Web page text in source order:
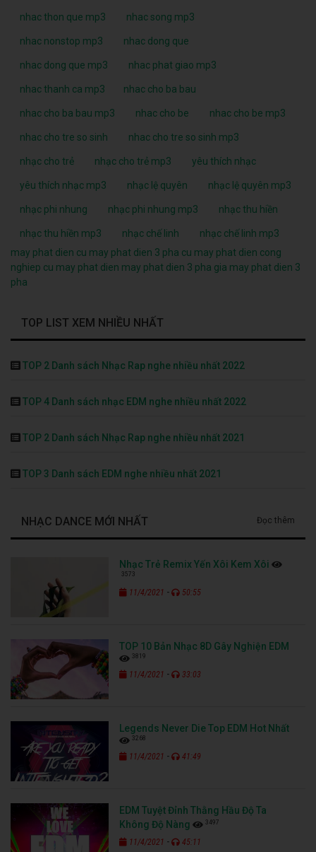
nhac thon que mp3 nhac song mp3
nhac nonstop mp3 nhac dong que
nhac dong que mp3 nhac phat giao mp3
nhac thanh ca mp3 nhac cho ba bau
nhac cho ba bau mp3 nhac cho be nhac cho be mp3
nhac cho tre so sinh nhac cho tre so sinh mp3
nhạc cho trẻ nhạc cho trẻ mp3 yêu thích nhạc
yêu thích nhạc mp3 nhạc lệ quyên nhạc lệ quyên mp3
nhạc phi nhung nhạc phi nhung mp3 nhạc thu hiền
nhạc thu hiền mp3 nhạc chế linh
nhạc chế linh mp3
may phat dien cu may phat dien 3 pha cu may phat dien cong
nghiep cu may phat dien may phat dien 3 pha gia may phat dien 3
pha
TOP LIST XEM NHIỀU NHẤT
TOP 2 Danh sách Nhạc Rap nghe nhiều nhất 2022
TOP 4 Danh sách nhạc EDM nghe nhiều nhất 2022
TOP 2 Danh sách Nhạc Rap nghe nhiều nhất 2021
TOP 3 Danh sách EDM nghe nhiều nhất 2021
NHẠC DANCE MỚI NHẤT Đọc thêm
Nhạc Trẻ Remix Yến Xôi Kem Xôi
3573
11/4/2021 - 50:55
TOP 10 Bản Nhạc 8D Gây Nghiện EDM
3819
11/4/2021 - 33:03
Legends Never Die Top EDM Hot Nhất
3268
11/4/2021 - 41:49
EDM Tuyệt Đỉnh Thằng Hầu Độ Ta
Không Độ Nàng
3497
11/4/2021 - 45:11